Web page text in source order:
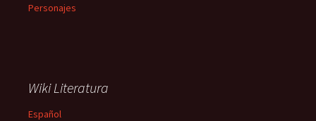
Personajes
Wiki Literatura
Español